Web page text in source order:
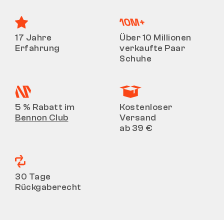
17 Jahre
Erfahrung
Über 10 Millionen
verkaufte Paar
Schuhe
5 % Rabatt im
Bennon Club
Kostenloser
Versand
ab 39 €
30 Tage
Rückgaberecht